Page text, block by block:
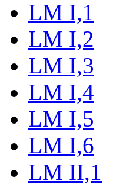
LM I,1
LM I,2
LM I,3
LM I,4
LM I,5
LM I,6
LM II,1